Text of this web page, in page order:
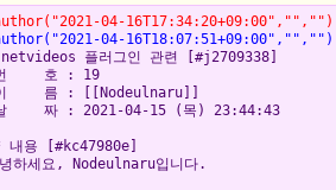
04-16T17:34:20+09:00","","")
04-16T18:07:51+09:00","","")
플러그인 관련 [#j2709338]
호 : 19
름 : [[Nodeulnaru]]
짜 : 2021-04-15 (목) 23:44:43
내용 [#kc47980e]
하세요, Nodeulnaru입니다.